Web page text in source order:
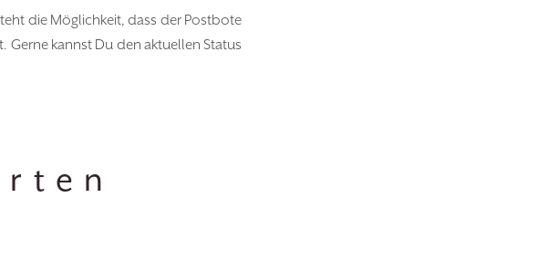
die Möglichkeit, dass der Postbote
Gerne kannst Du den aktuellen Status